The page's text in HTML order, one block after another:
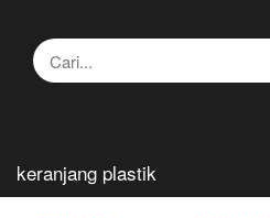
konten
keranjang plastik